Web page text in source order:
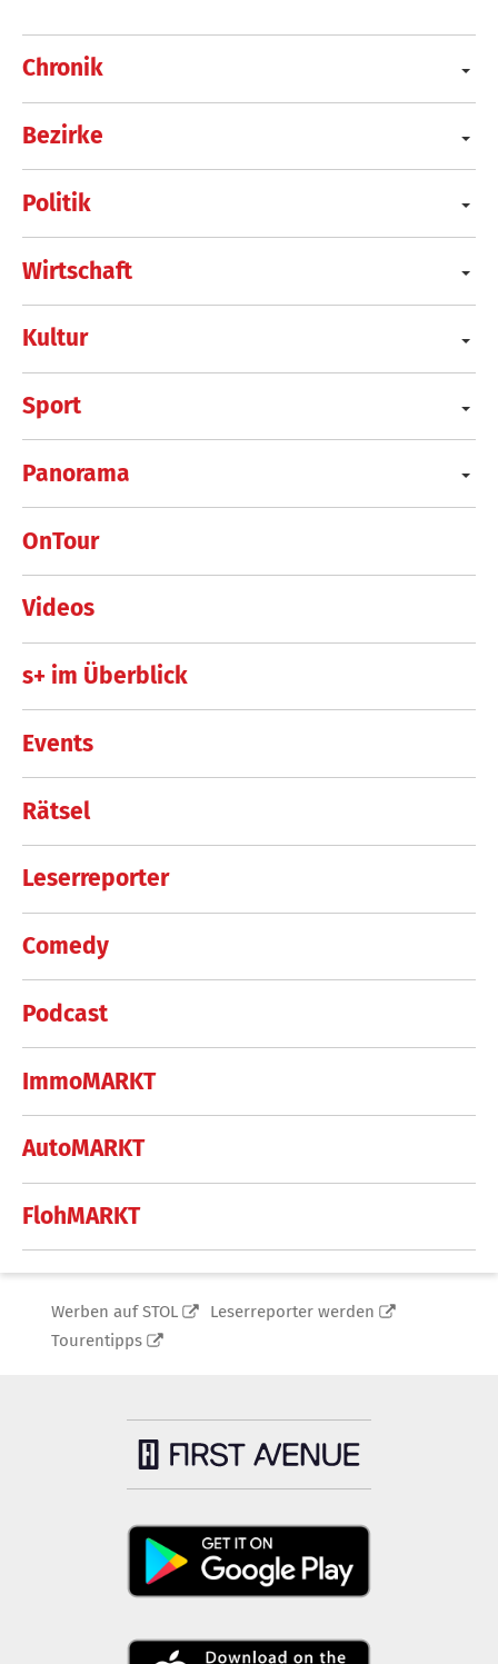
Chronik
Bezirke
Politik
Wirtschaft
Kultur
Sport
Panorama
OnTour
Videos
s+ im Überblick
Events
Rätsel
Leserreporter
Comedy
Podcast
ImmoMARKT
AutoMARKT
FlohMARKT
Werben auf STOL
Leserreporter werden
Tourentipps